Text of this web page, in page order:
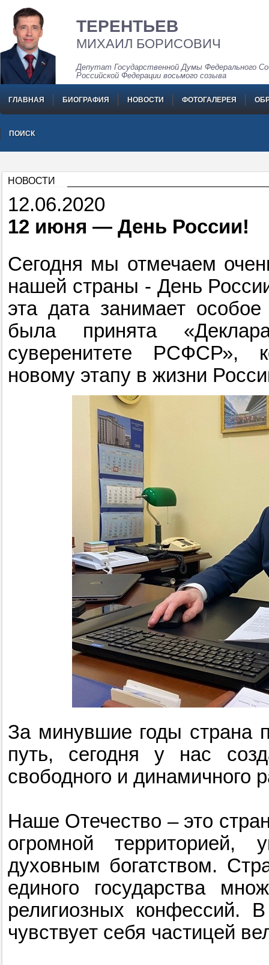
ТЕРЕНТЬЕВ
МИХАИЛ БОРИСОВИЧ
Депутат Государственной Думы Федерального
Российской Федерации восьмого созыва
ГЛАВНАЯ БИОГРАФИЯ НОВОСТИ ФОТОГАЛЕРЕЯ
ПОИСК
НОВОСТИ
12.06.2020
12 июня — День России!
Сегодня мы отмечаем
нашей страны - День
эта дата занимает
была принята
суверенитете РСФСР»,
новому этапу в жизни
За минувшие годы страна
путь, сегодня у нас
свободного и динамичного
Наше Отечество – это
огромной территорией,
духовным богатством.
единого государства
религиозных конфессий.
чувствует себя частицей